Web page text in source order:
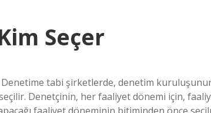
Seçer
tabi şirketlerde, denetim
Denetçinin, her faaliyet dönemi için,